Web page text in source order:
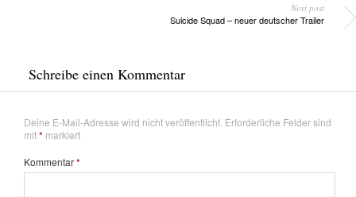
Next post
Suicide Squad – neuer deutscher Trailer
Schreibe einen Kommentar
Deine E-Mail-Adresse wird nicht veröffentlicht. Erforderliche Felder sind
mit* markiert
Kommentar*